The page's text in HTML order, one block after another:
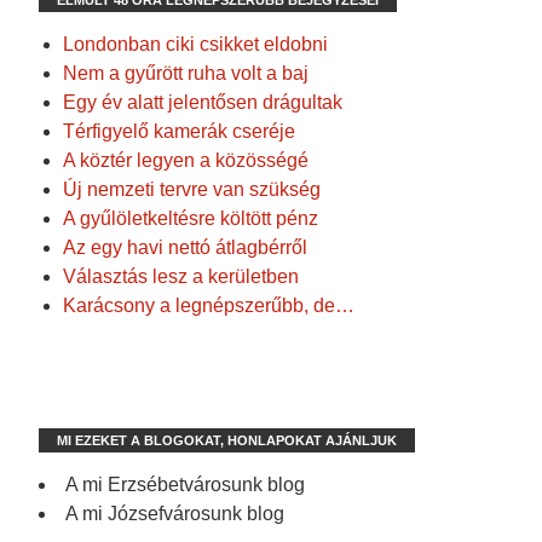
Londonban ciki csikket eldobni
Nem a gyűrött ruha volt a baj
Egy év alatt jelentősen drágultak
Térfigyelő kamerák cseréje
A köztér legyen a közösségé
Új nemzeti tervre van szükség
A gyűlöletkeltésre költött pénz
Az egy havi nettó átlagbérről
Választás lesz a kerületben
Karácsony a legnépszerűbb, de…
MI EZEKET A BLOGOKAT, HONLAPOKAT AJÁNLJUK
A mi Erzsébetvárosunk blog
A mi Józsefvárosunk blog